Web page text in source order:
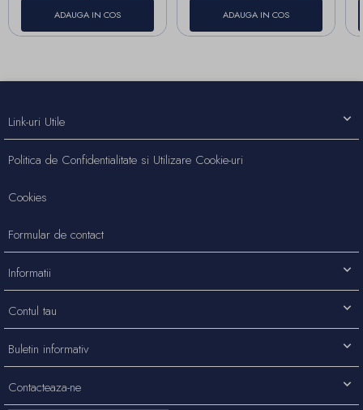
ADAUGA IN COS ADAUGA IN COS
Contacteaza-ne
Link-uri Utile
Politica de Confidentialitate si Utilizare Cookie-uri
Cookies
Formular de contact
Informatii
Contul tau
Buletin informativ